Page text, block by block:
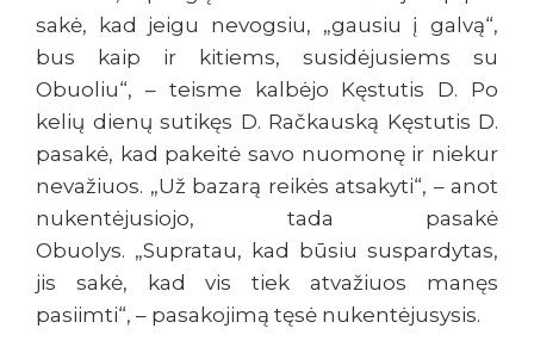
sakė, kad jeigu nevogsiu, „gausiu į galvą“,
bus kaip ir kitiems, susidėjusiems su
Obuoliu“, – teisme kalbėjo Kęstutis D. Po
kelių dienų sutikęs D. Račkauską Kęstutis D.
pasakė, kad pakeitė savo nuomonę ir niekur
nevažiuos. „Už bazarą reikės atsakyti“, – anot
nukentėjusiojo, tada pasakė
Obuolys. „Supratau, kad būsiu suspardytas,
jis sakė, kad vis tiek atvažiuos manęs
pasiimti“, – pasakojimą tęsė nukentėjusysis.